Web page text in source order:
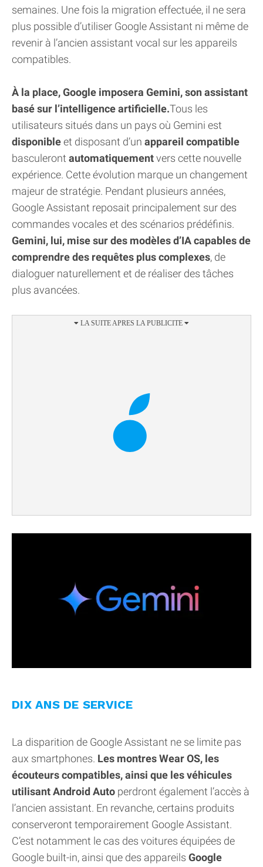
semaines. Une fois la migration effectuée, il ne sera
plus possible d’utiliser Google Assistant ni même de
revenir à l’ancien assistant vocal sur les appareils
compatibles.
À la place, Google imposera Gemini, son assistant
basé sur l’intelligence artificielle.Tous les
utilisateurs situés dans un pays où Gemini est
disponibleet disposant d’un appareil compatible
basculeront automatiquementvers cette nouvelle
expérience. Cette évolution marque un changement
majeur de stratégie. Pendant plusieurs années,
Google Assistant reposait principalement sur des
commandes vocales et des scénarios prédéfinis.
Gemini, lui, mise sur des modèles d’IA capables de
comprendre des requêtes plus complexes, de
dialoguer naturellement et de réaliser des tâches
plus avancées.
DIX ANS DE SERVICE
La disparition de Google Assistant ne se limite pas
aux smartphones. Les montres Wear OS, les
écouteurs compatibles, ainsi que les véhicules
utilisant Android Auto perdront également l’accès à
l’ancien assistant. En revanche, certains produits
conserveront temporairement Google Assistant.
C’est notamment le cas des voitures équipées de
Google built-in, ainsi que des appareils Google